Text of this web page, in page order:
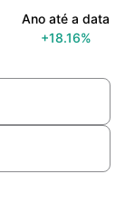
Ano até a data
+18.16%